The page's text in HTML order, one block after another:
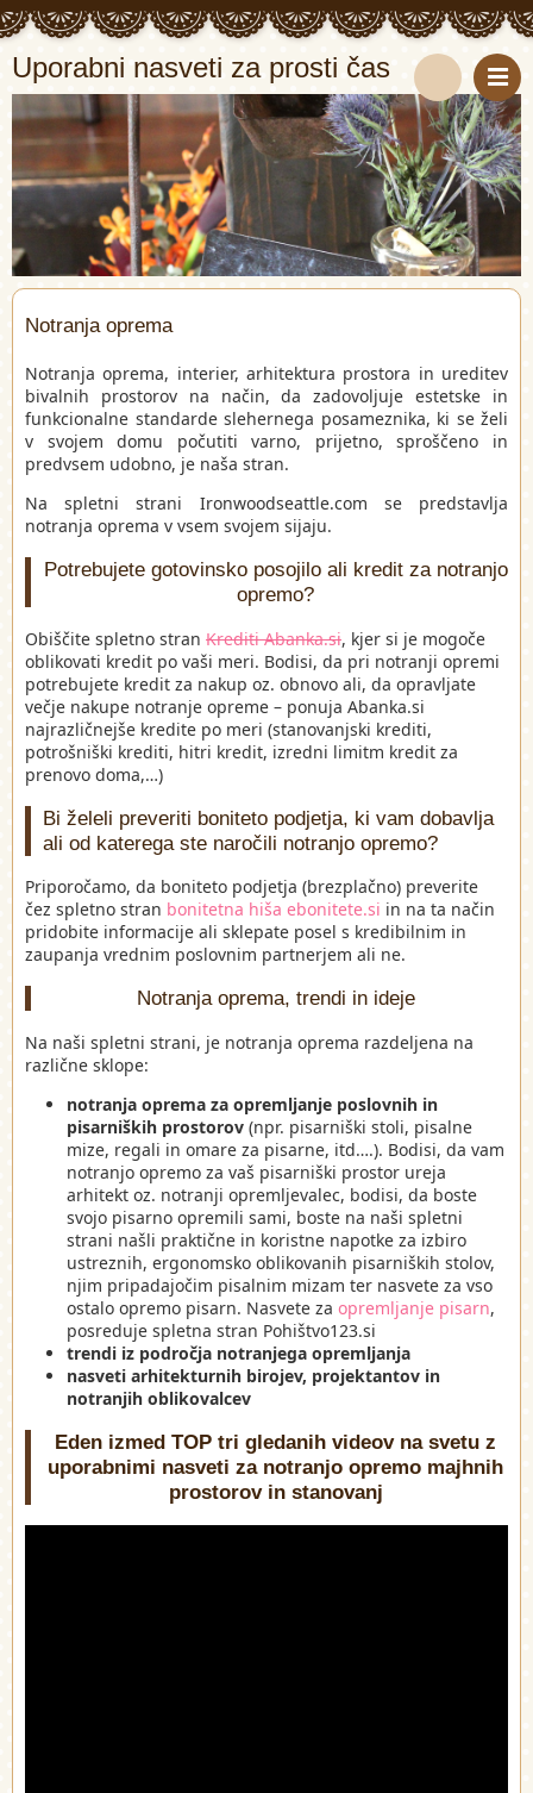
Uporabni nasveti za prosti čas
S
e
a
r
h
Notranja oprema
Notranja oprema, interier, arhitektura prostora in ureditev
bivalnih prostorov na način, da zadovoljuje estetske in
funkcionalne standarde slehernega posameznika, ki se želi
v svojem domu počutiti varno, prijetno, sproščeno in
predvsem udobno, je naša stran.
Na spletni strani Ironwoodseattle.com se predstavlja
notranja oprema v vsem svojem sijaju.
Potrebujete gotovinsko posojilo ali kredit za notranjo
opremo?
Obiščite spletno stran Krediti Abanka.si, kjer si je mogoče
oblikovati kredit po vaši meri. Bodisi, da pri notranji opremi
potrebujete kredit za nakup oz. obnovo ali, da opravljate
večje nakupe notranje opreme – ponuja Abanka.si
najrazličnejše kredite po meri (stanovanjski krediti,
potrošniški krediti, hitri kredit, izredni limitm kredit za
prenovo doma,…)
Bi želeli preveriti boniteto podjetja, ki vam dobavlja
ali od katerega ste naročili notranjo opremo?
Priporočamo, da boniteto podjetja (brezplačno) preverite
čez spletno stran bonitetna hiša ebonitete.si in na ta način
pridobite informacije ali sklepate posel s kredibilnim in
zaupanja vrednim poslovnim partnerjem ali ne.
Notranja oprema, trendi in ideje
Na naši spletni strani, je notranja oprema razdeljena na
različne sklope:
notranja oprema za opremljanje poslovnih in
pisarniških prostorov (npr. pisarniški stoli, pisalne
mize, regali in omare za pisarne, itd….). Bodisi, da vam
notranjo opremo za vaš pisarniški prostor ureja
arhitekt oz. notranji opremljevalec, bodisi, da boste
svojo pisarno opremili sami, boste na naši spletni
strani našli praktične in koristne napotke za izbiro
ustreznih, ergonomsko oblikovanih pisarniških stolov,
njim pripadajočim pisalnim mizam ter nasvete za vso
ostalo opremo pisarn. Nasvete za opremljanje pisarn,
posreduje spletna stran Pohištvo123.si
trendi iz področja notranjega opremljanja
nasveti arhitekturnih birojev, projektantov in
notranjih oblikovalcev
Eden izmed TOP tri gledanih videov na svetu z
uporabnimi nasveti za notranjo opremo majhnih
prostorov in stanovanj